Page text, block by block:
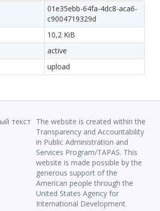
01e35ebb-64fa-4dc8-aca6-
c9004719329d
10,2 KiB
active
upload
The website is created within the
Transparency and Accountability
in Public Administration and
Services Program/TAPAS. This
website is made possible by the
generous support of the
American people through the
United States Agency for
International Development